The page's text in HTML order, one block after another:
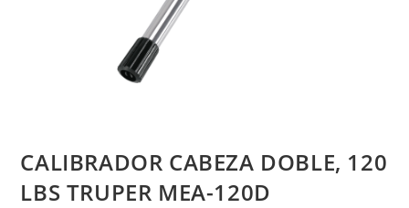
CALIBRADOR CABEZA DOBLE, 120
LBS TRUPER MEA-120D